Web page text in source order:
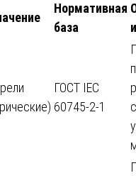
Нормативная
база
ГОСТ IEC
60745-2-1